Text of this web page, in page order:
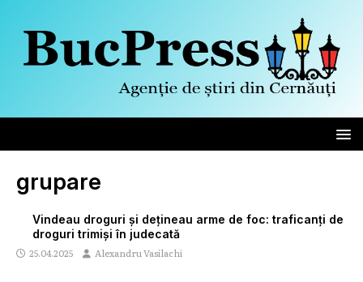
grupare
Vindeau droguri și dețineau arme de foc: traficanți de
droguri trimiși în judecată
25.04.2025 Alexandru Vasilachi